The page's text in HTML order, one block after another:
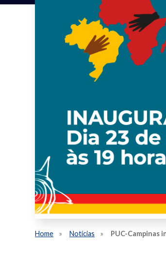
Home Notícias PUC-Campinas